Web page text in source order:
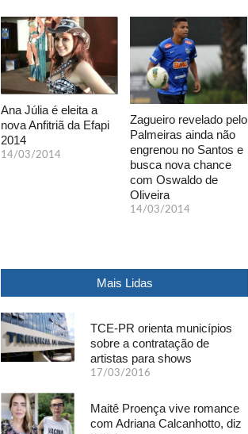
Ana Júlia é eleita a
nova Anfitriã da Efapi
2014
14/03/2014
Zagueiro revelado pelo
Palmeiras ainda não
engrenou no Santos e
busca nova chance
com Oswaldo de
Oliveira
14/03/2014
Mais Lidas
TCE-PR orienta municípios
sobre a contratação de
artistas para shows
17/03/2016
Maitê Proença vive romance
com Adriana Calcanhotto, diz